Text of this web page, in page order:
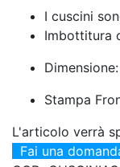
I cuscini
Imbottitura
Stampa
L'articolo verrà
Fai una